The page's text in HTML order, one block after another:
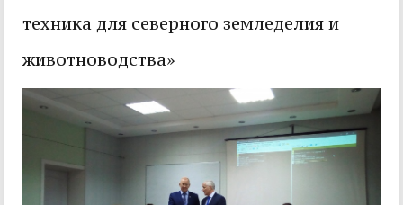
техника для северного земледелия и
животноводства»